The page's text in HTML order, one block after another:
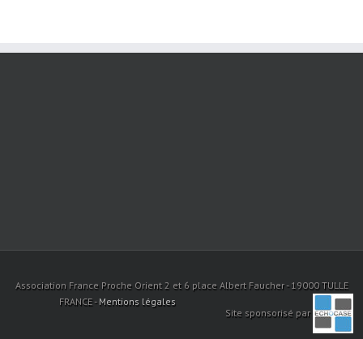
Association France Proche Orient 2 et 6 place Albert Faucher - 19000 TULLE
FRANCE - Mentions légales
Site sponsorisé par